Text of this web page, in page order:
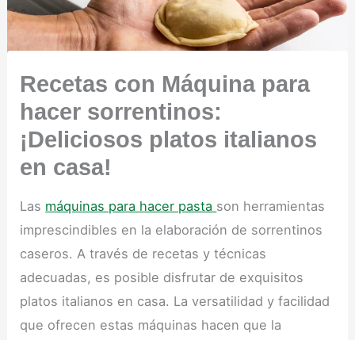
Recetas con Máquina para
hacer sorrentinos:
¡Deliciosos platos italianos
en casa!
Las máquinas para hacer pasta son herramientas
imprescindibles en la elaboración de sorrentinos
caseros. A través de recetas y técnicas
adecuadas, es posible disfrutar de exquisitos
platos italianos en casa. La versatilidad y facilidad
que ofrecen estas máquinas hacen que la